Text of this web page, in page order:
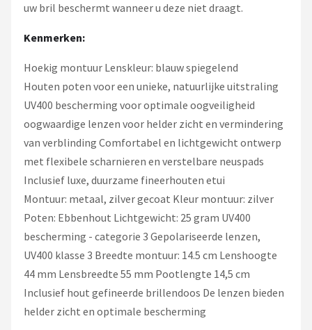
uw bril beschermt wanneer u deze niet draagt.
Kenmerken:
Hoekig montuur Lenskleur: blauw spiegelend
Houten poten voor een unieke, natuurlijke uitstraling
UV400 bescherming voor optimale oogveiligheid
oogwaardige lenzen voor helder zicht en vermindering
van verblinding Comfortabel en lichtgewicht ontwerp
met flexibele scharnieren en verstelbare neuspads
Inclusief luxe, duurzame fineerhouten etui
Montuur: metaal, zilver gecoat Kleur montuur: zilver
Poten: Ebbenhout Lichtgewicht: 25 gram UV400
bescherming - categorie 3 Gepolariseerde lenzen,
UV400 klasse 3 Breedte montuur: 14.5 cm Lenshoogte
44 mm Lensbreedte 55 mm Pootlengte 14,5 cm
Inclusief hout gefineerde brillendoos De lenzen bieden
helder zicht en optimale bescherming